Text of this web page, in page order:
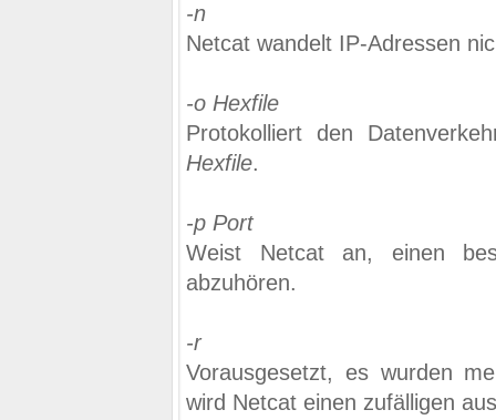
-n
Netcat wandelt IP-Adressen
-o Hexfile
Protokolliert den
Hexfile.
-p Port
Weist Netcat an, einen
abzuhören.
-r
Vorausgesetzt, es wurden
wird Netcat einen zufälligen